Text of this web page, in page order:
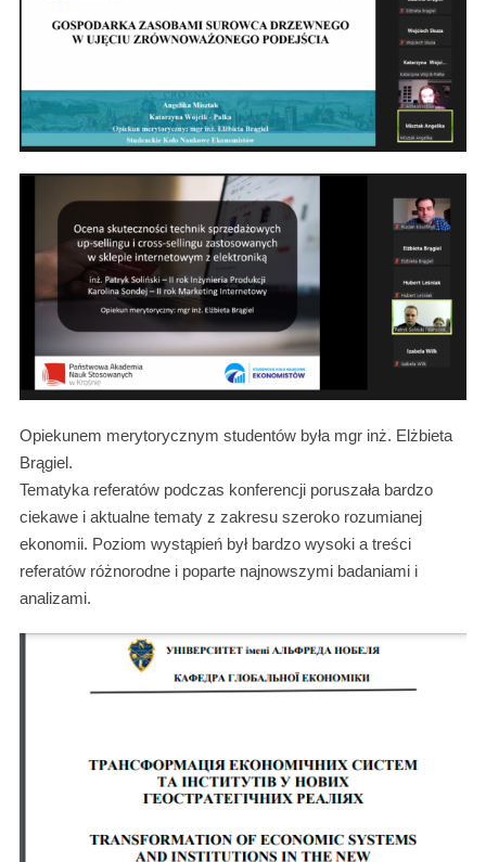
Opiekunem merytorycznym studentów była mgr inż. Elżbieta
Brągiel.
Tematyka referatów podczas konferencji poruszała bardzo
ciekawe i aktualne tematy z zakresu szeroko rozumianej
ekonomii. Poziom wystąpień był bardzo wysoki a treści
referatów różnorodne i poparte najnowszymi badaniami i
analizami.